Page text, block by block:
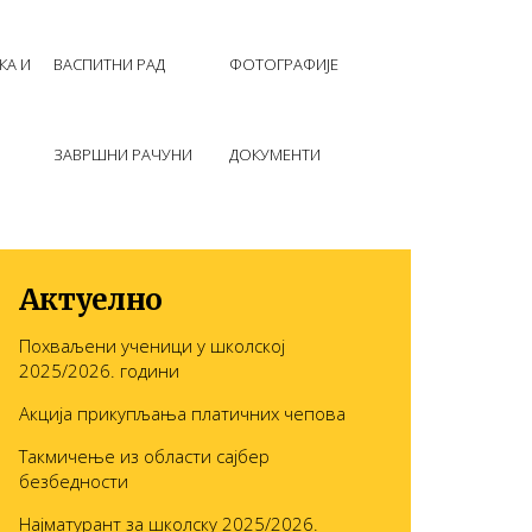
И
ВАСПИТНИ РАД ФОТОГРАФИЈЕ
ЗАВРШНИ РАЧУНИ ДОКУМЕНТИ
Актуелно
Похваљени ученици у школској
2025/2026. години
Акција прикупљања платичних чепова
Такмичење из области сајбер
безбедности
Најматурант за школску 2025/2026.